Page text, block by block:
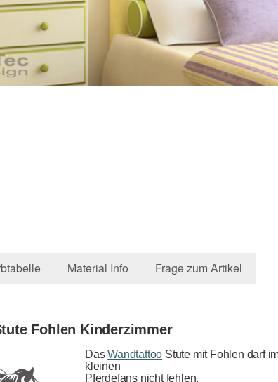
Material Info Frage zum Artikel
Fohlen Kinderzimmer
DasWandtattoo Stute mit Fohlen darf
kleinen
Pferdefans nicht fehlen.